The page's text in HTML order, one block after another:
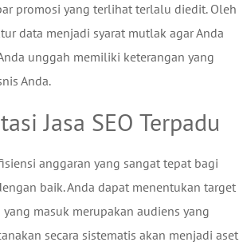
promosi yang terlihat terlalu diedit. Oleh
data menjadi syarat mutlak agar Anda
unggah memiliki keterangan yang
Anda.
Jasa SEO Terpadu
anggaran yang sangat tepat bagi
baik. Anda dapat menentukan target
masuk merupakan audiens yang
secara sistematis akan menjadi aset